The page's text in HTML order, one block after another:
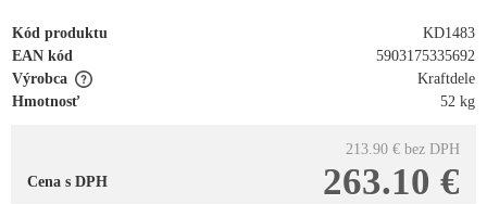
Kód produktu
KD1483
EAN kód
5903175335692
Výrobca
Kraftdele
Hmotnosť
52 kg
213.90 € bez DPH
263.10 €
Cena s DPH